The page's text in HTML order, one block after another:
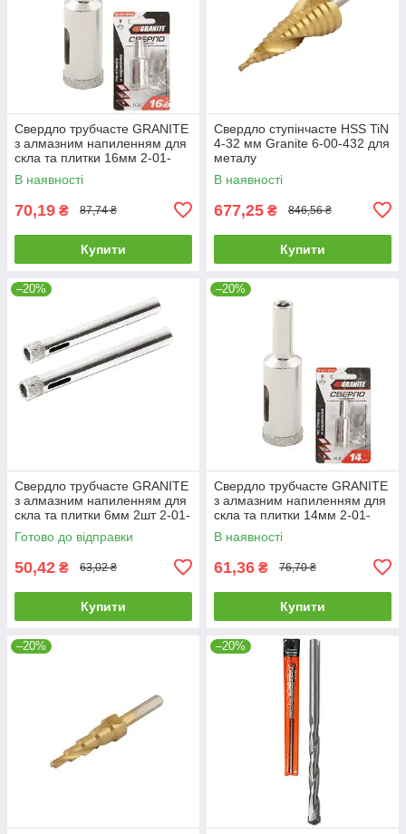
Свердло трубчасте GRANITE
з алмазним напиленням для
скла та плитки 16мм 2-01-
216 |Сверло трубчатое
GRANITE с алмазным
В наявності
70,19 ₴ 87,74 ₴
Купити
Свердло ступінчасте HSS TiN
4-32 мм Granite 6-00-432 для
металу
В наявності
677,25 ₴ 846,56 ₴
Купити
–20%
Свердло трубчасте GRANITE
з алмазним напиленням для
скла та плитки 6мм 2шт 2-01-
206 |Сверло трубчатое
GRANITE с алмазным
Готово до відправки
50,42 ₴ 63,02 ₴
Купити
–20%
Свердло трубчасте GRANITE
з алмазним напиленням для
скла та плитки 14мм 2-01-
214 |Сверло трубчатое
GRANITE с алмазным
В наявності
61,36 ₴ 76,70 ₴
Купити
–20% –20%